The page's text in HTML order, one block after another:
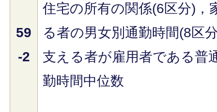
59
-2
住宅の所有の関係(6区分)，
る者の男女別通勤時間(8区
支える者が雇用者である普
勤時間中位数